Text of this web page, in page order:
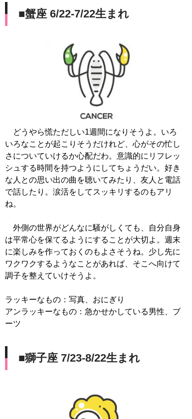
■蟹座 6/22-7/22生まれ
どうやら慌ただしい1週間になりそうよ。いろ
いろなことが起こりそうだけれど、心がその忙し
さについていけるか心配だわ。意識的にリフレッ
シュする時間を持つようにしてちょうだい。好き
な人との思い出の曲を聴いてみたり、友人と電話
で話したり。涙活をしてスッキリするのもアリ
ね。
外側の世界がどんなに騒がしくても、自分自身
は平常心を保てるようにすることが大切よ。週末
に楽しみを作っておくのもよさそうね。少し先に
ワクワクするようなことがあれば、そこへ向けて
調子を整えていけそうよ。
ラッキーなもの：写真、おにぎり
アンラッキーなもの：急かせかしている男性、ブ
ーツ
■獅子座 7/23-8/22生まれ